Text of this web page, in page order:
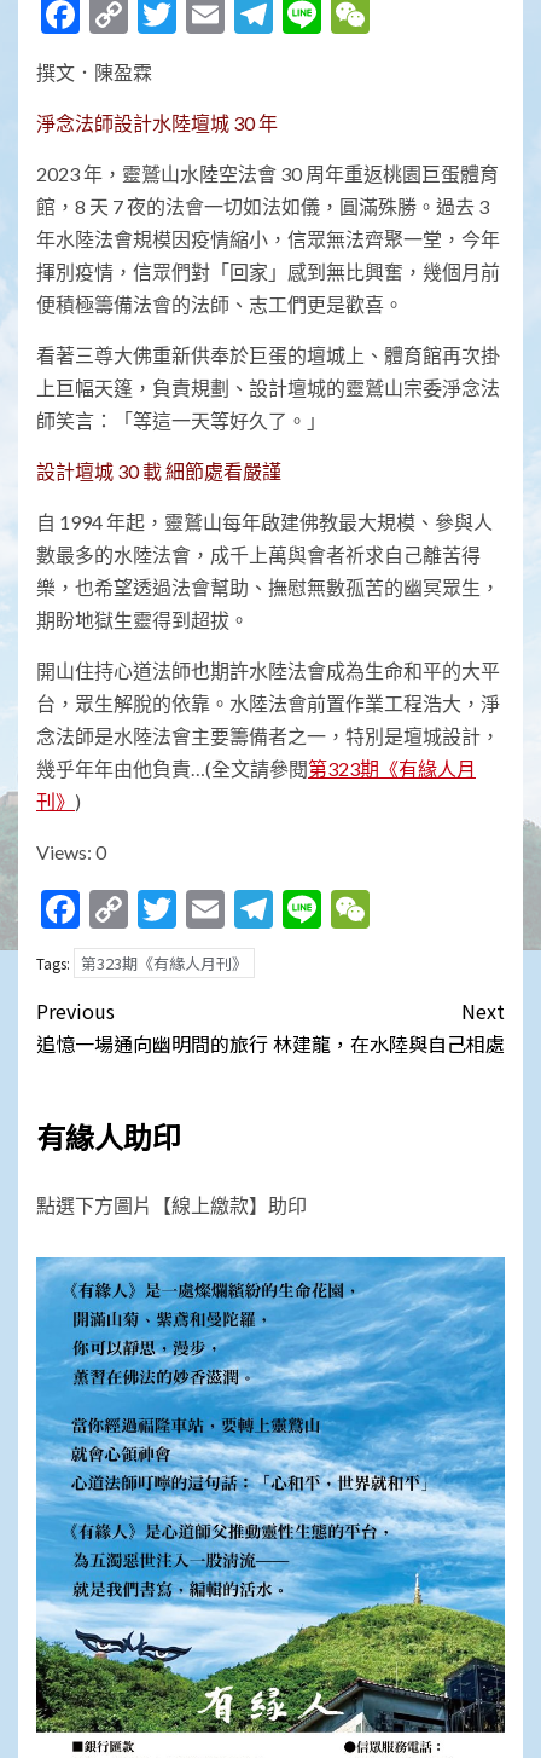
Facebook
Copy
Link
Twitter
EmailTelegram
Line
撰文．陳盈霖
淨念法師設計水陸壇城 30 年
2023 年，靈鷲山水陸空法會 30 周年重返桃園巨蛋體育
館，8 天 7 夜的法會一切如法如儀，圓滿殊勝。過去 3
年水陸法會規模因疫情縮小，信眾無法齊聚一堂，今年
揮別疫情，信眾們對「回家」感到無比興奮，幾個月前
便積極籌備法會的法師、志工們更是歡喜。
看著三尊大佛重新供奉於巨蛋的壇城上、體育館再次掛
上巨幅天篷，負責規劃、設計壇城的靈鷲山宗委淨念法
師笑言：「等這一天等好久了。」
設計壇城 30 載 細節處看嚴謹
自 1994 年起，靈鷲山每年啟建佛教最大規模、參與人
數最多的水陸法會，成千上萬與會者祈求自己離苦得
樂，也希望透過法會幫助、撫慰無數孤苦的幽冥眾生，
期盼地獄生靈得到超拔。
開山住持心道法師也期許水陸法會成為生命和平的大平
台，眾生解脫的依靠。水陸法會前置作業工程浩大，淨
念法師是水陸法會主要籌備者之一，特別是壇城設計，
幾乎年年由他負責…(全文請參閱第323期《有緣人月
刊》 )
Views: 0
Facebook
Copy
Link
Twitter
EmailTelegram
Line
Tags: 第323期《有緣人月刊》
Post
navigation
Previous
追憶一場通向幽明間的旅行
Next
林建龍，在水陸與自己相處
有緣人助印
點選下方圖片【線上繳款】助印